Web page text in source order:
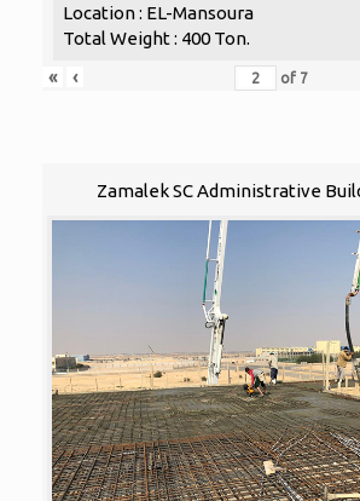
Location : EL-Mansoura
Total Weight : 400 Ton.
«
‹ of 7
Zamalek SC Administrative